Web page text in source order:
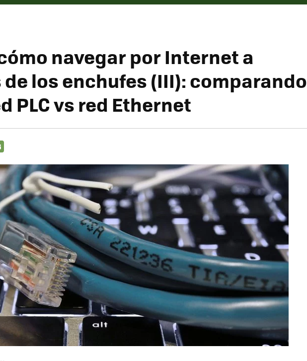
navegar por Internet a
los enchufes (III): comparando
PLC vs red Ethernet